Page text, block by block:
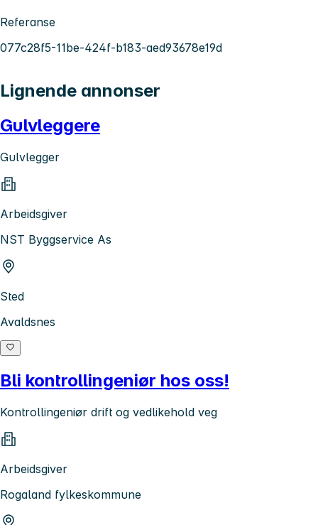
Referanse
077c28f5-11be-424f-b183-aed93678e19d
Lignende annonser
Gulvleggere
Gulvlegger
Arbeidsgiver
NST Byggservice As
Sted
Avaldsnes
Bli kontrollingeniør hos oss!
Kontrollingeniør drift og vedlikehold veg
Arbeidsgiver
Rogaland fylkeskommune